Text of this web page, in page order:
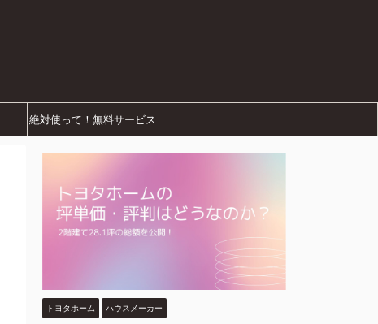
絶対使って！無料サービス
トヨタホーム ハウスメーカー